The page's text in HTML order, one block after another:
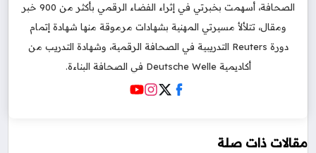
الصحافة، أسهمت بخبرتي في إثراء الفضاء الرقمي بأكثر من 900 خبر
ومقال، تتلألأ مسيرتي المهنية بشهادات مرموقة منها شهادة إتمام
دورة Reuters التدريبية في الصحافة الرقمية، وشهادة التدريب من
أكاديمية Deutsche Welle في الصحافة البناءة.
مقالات ذات صلة